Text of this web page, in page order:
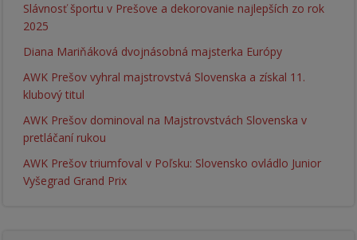
Slávnosť športu v Prešove a dekorovanie najlepších zo rok
2025
Diana Mariňáková dvojnásobná majsterka Európy
AWK Prešov vyhral majstrovstvá Slovenska a získal 11.
klubový titul
AWK Prešov dominoval na Majstrovstvách Slovenska v
pretláčaní rukou
AWK Prešov triumfoval v Poľsku: Slovensko ovládlo Junior
Vyšegrad Grand Prix